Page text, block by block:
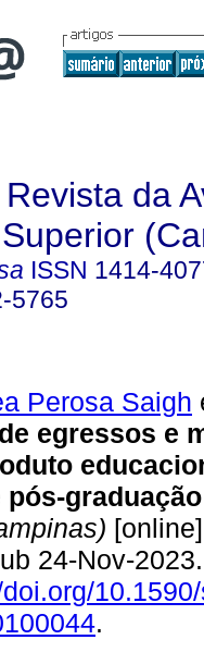
da
ISSN 1414-
5765
Perosa Saigh
egressos e
pós-
24-Nov-
.